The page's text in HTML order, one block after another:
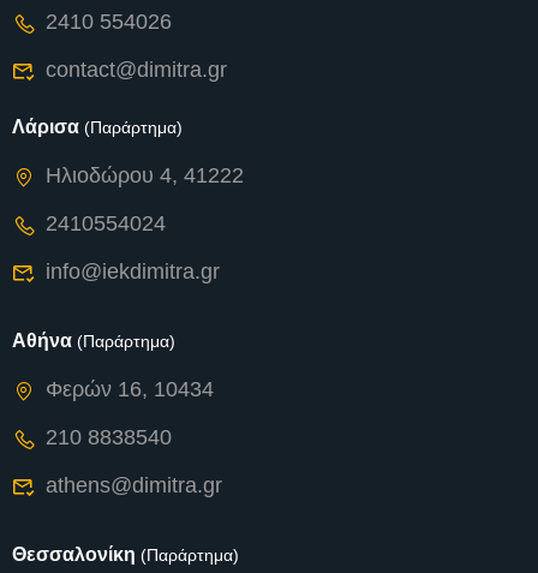
2410 554026
contact@dimitra.gr
Λάρισα (Παράρτημα)
Ηλιοδώρου 4, 41222
2410554024
info@iekdimitra.gr
Αθήνα (Παράρτημα)
Φερών 16, 10434
210 8838540
athens@dimitra.gr
Θεσσαλονίκη (Παράρτημα)